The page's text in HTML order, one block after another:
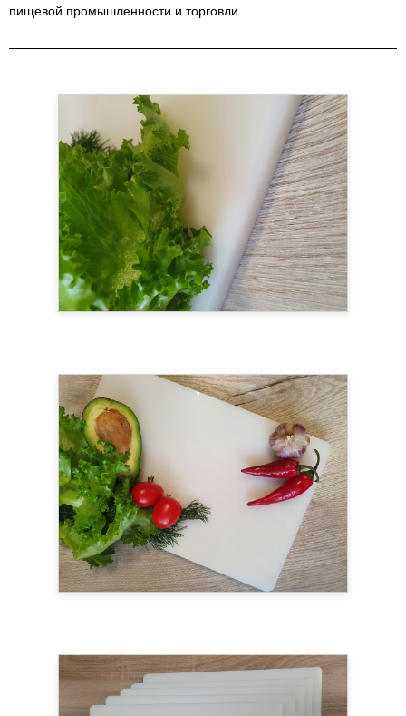
пищевой промышленности и торговли.